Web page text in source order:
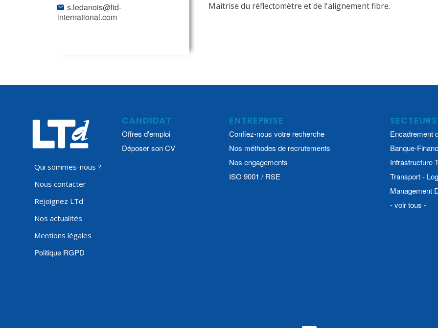
s.ledanois@ltd-
international.com
Maitrise du réflectomètre et de l'alignement fibre.
Qui sommes-nous ?
Nous contacter
Rejoignez LTd
Nos actualités
Mentions légales
Politique RGPD
CANDIDAT
Offres d'emploi
Déposer son CV
ENTREPRISE
Confiez-nous votre recherche
Nos méthodes de recrutements
Nos engagements
ISO 9001 / RSE
Encadrement
Banque-
Infrastructure
Transport -
Management
- voir tous -